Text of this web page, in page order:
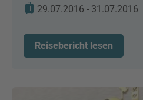
29.07.2016 - 31.07.2016
Reisebericht lesen